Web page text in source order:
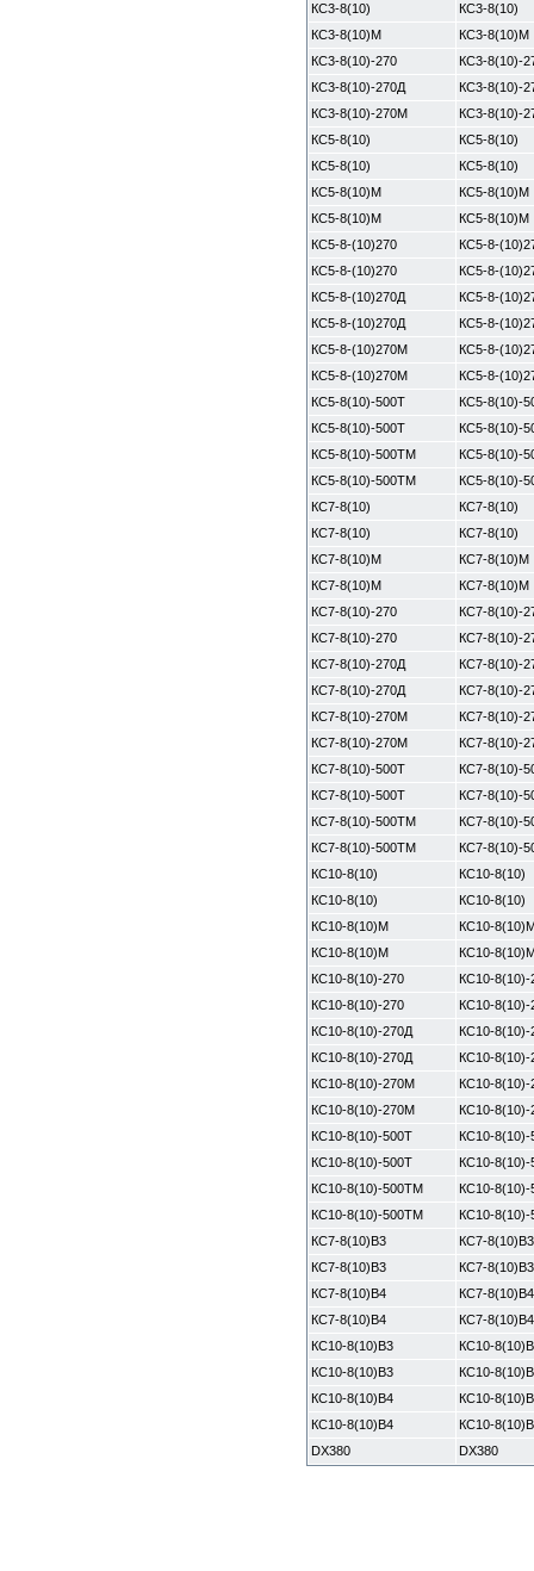
КС3-8(10)
КС3-8(10)
КС3-8(10)М
КС3-8(10)М
КС3-8(10)-270
КС3-8(10)-
КС3-8(10)-270Д
КС3-8(10)-
КС3-8(10)-270М
КС3-8(10)-
КС5-8(10)
КС5-8(10)
КС5-8(10)
КС5-8(10)
КС5-8(10)М
КС5-8(10)М
КС5-8(10)М
КС5-8(10)М
КС5-8-(10)270
КС5-8-
КС5-8-(10)270
КС5-8-
КС5-8-(10)270Д
КС5-8-
КС5-8-(10)270Д
КС5-8-
КС5-8-(10)270М
КС5-8-
КС5-8-(10)270М
КС5-8-
КС5-8(10)-500Т
КС5-8(10)-
КС5-8(10)-500Т
КС5-8(10)-
КС5-8(10)-500ТМ
КС5-8(10)-
КС5-8(10)-500ТМ
КС5-8(10)-
КС7-8(10)
КС7-8(10)
КС7-8(10)
КС7-8(10)
КС7-8(10)М
КС7-8(10)М
КС7-8(10)М
КС7-8(10)М
КС7-8(10)-270
КС7-8(10)-
КС7-8(10)-270
КС7-8(10)-
КС7-8(10)-270Д
КС7-8(10)-
КС7-8(10)-270Д
КС7-8(10)-
КС7-8(10)-270М
КС7-8(10)-
КС7-8(10)-270М
КС7-8(10)-
КС7-8(10)-500Т
КС7-8(10)-
КС7-8(10)-500Т
КС7-8(10)-
КС7-8(10)-500ТМ
КС7-8(10)-
КС7-8(10)-500ТМ
КС7-8(10)-
КС10-8(10)
КС10-8(10)
КС10-8(10)
КС10-8(10)
КС10-8(10)М
КС10-
КС10-8(10)М
КС10-
КС10-8(10)-270
КС10-8(10)-
КС10-8(10)-270
КС10-8(10)-
КС10-8(10)-270Д
КС10-8(10)-
КС10-8(10)-270Д
КС10-8(10)-
КС10-8(10)-270М
КС10-
КС10-8(10)-270М
КС10-
КС10-8(10)-500Т
КС10-8(10)-
КС10-8(10)-500Т
КС10-8(10)-
КС10-8(10)-500ТМ
КС10-
КС10-8(10)-500ТМ
КС10-
КС7-8(10)В3
КС7-8(10)В3
КС7-8(10)В3
КС7-8(10)В3
КС7-8(10)В4
КС7-8(10)В4
КС7-8(10)В4
КС7-8(10)В4
КС10-8(10)В3
КС10-
КС10-8(10)В3
КС10-
КС10-8(10)В4
КС10-
КС10-8(10)В4
КС10-
DX380
DX380